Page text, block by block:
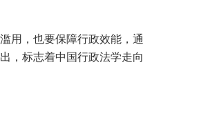
用，也要保障行政效能，通
，标志着中国行政法学走向